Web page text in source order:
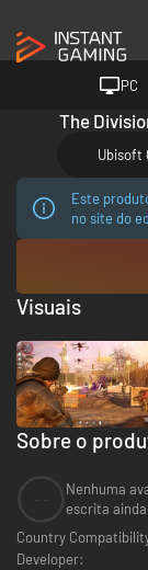
PC
The
Ubisoft
Este
no site do
Sobre o
Nenhuma
escrita ainda
Country
Developer:
Visuais